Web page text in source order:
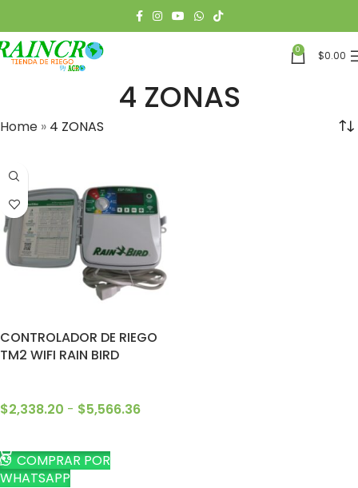
0 $0.00
4 ZONAS
Home » 4 ZONAS
CONTROLADOR DE RIEGO
TM2 WIFI RAIN BIRD
$2,338.20 - $5,566.36
COMPRAR POR
WHATSAPP